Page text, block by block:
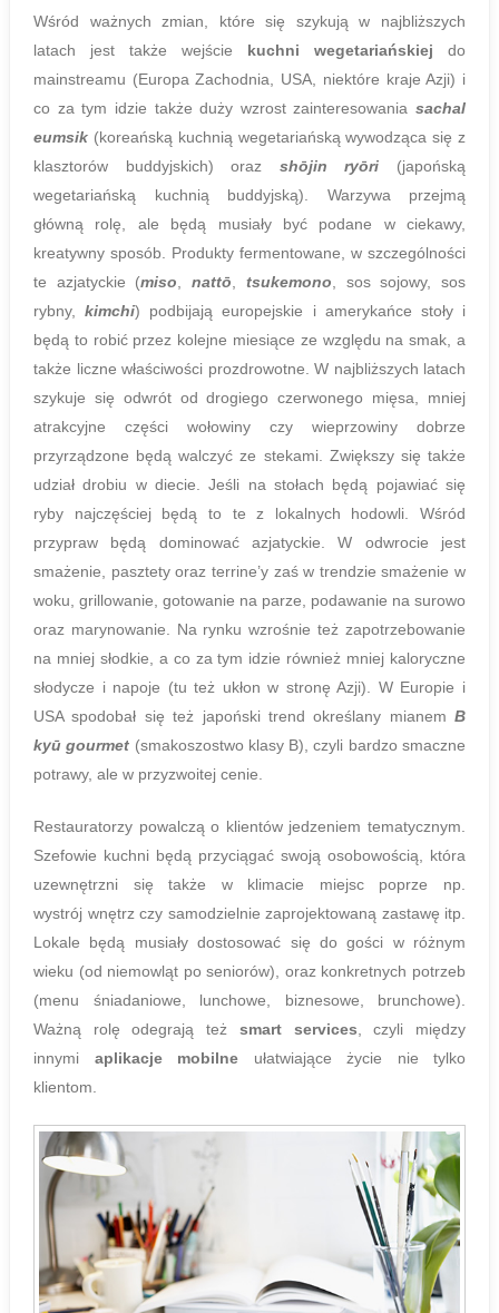
Wśród ważnych zmian, które się szykują w najbliższych
latach jest także wejście kuchni wegetariańskiej do
mainstreamu (Europa Zachodnia, USA, niektóre kraje Azji) i
co za tym idzie także duży wzrost zainteresowania sachal
eumsik (koreańską kuchnią wegetariańską wywodząca się z
klasztorów buddyjskich) oraz shōjin ryōri
(japońską
wegetariańską kuchnią buddyjską). Warzywa przejmą
główną rolę, ale będą musiały być podane w ciekawy,
kreatywny sposób. Produkty fermentowane, w szczególności
te azjatyckie (miso ,nattō tsukemono , sos sojowy, sos
rybny,kimchi) podbijają europejskie i amerykańce stoły i
będą to robić przez kolejne miesiące ze względu na smak, a
także liczne właściwości prozdrowotne. W najbliższych latach
szykuje się odwrót od drogiego czerwonego mięsa, mniej
atrakcyjne części wołowiny czy wieprzowiny dobrze
przyrządzone będą walczyć ze stekami. Zwiększy się także
udział drobiu w diecie. Jeśli na stołach będą pojawiać się
ryby najczęściej będą to te z lokalnych hodowli. Wśród
przypraw będą dominować azjatyckie. W odwrocie jest
smażenie, pasztety oraz terrine’y zaś w trendzie smażenie w
woku, grillowanie, gotowanie na parze, podawanie na surowo
oraz marynowanie. Na rynku wzrośnie też zapotrzebowanie
na mniej słodkie, a co za tym idzie również mniej kaloryczne
słodycze i napoje (tu też ukłon w stronę Azji). W Europie i
USA spodobał się też japoński trend określany mianem B
kyū gourmet (smakoszostwo klasy B), czyli bardzo smaczne
potrawy, ale w przyzwoitej cenie.
Restauratorzy powalczą o klientów jedzeniem tematycznym.
Szefowie kuchni będą przyciągać swoją osobowością, która
uzewnętrzni się także w klimacie miejsc poprze np.
wystrój wnętrz czy samodzielnie zaprojektowaną zastawę itp.
Lokale będą musiały dostosować się do gości w różnym
wieku (od niemowląt po seniorów), oraz konkretnych potrzeb
(menu śniadaniowe, lunchowe, biznesowe, brunchowe).
Ważną rolę odegrają też smart services , czyli między
innymi aplikacje mobilne ułatwiające życie nie tylko
klientom.